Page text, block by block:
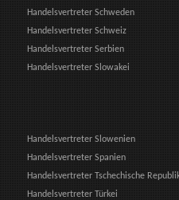
Handelsvertreter Schweden
Handelsvertreter Schweiz
Handelsvertreter Serbien
Handelsvertreter Slowakei
Handelsvertreter Slowenien
Handelsvertreter Spanien
Handelsvertreter Tschechische
Handelsvertreter Türkei